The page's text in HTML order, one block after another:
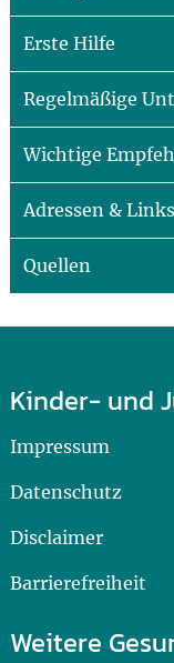
Erste Hilfe
Regelmäßige
Wichtige
Adressen & Links
Quellen
Kinder- und
Impressum
Datenschutz
Disclaimer
Barrierefreiheit
Weitere